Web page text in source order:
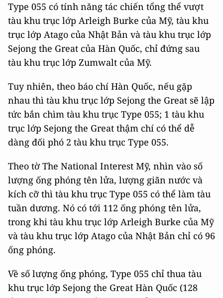
Type 055 có tính năng tác chiến tổng thể vượt
tàu khu trục lớp Arleigh Burke của Mỹ, tàu khu
trục lớp Atago của Nhật Bản và tàu khu trục lớp
Sejong the Great của Hàn Quốc, chỉ đứng sau
tàu khu trục lớp Zumwalt của Mỹ.
Tuy nhiên, theo báo chí Hàn Quốc, nếu gặp
nhau thì tàu khu trục lớp Sejong the Great sẽ lập
tức bắn chìm tàu khu trục Type 055; 1 tàu khu
trục lớp Sejong the Great thậm chí có thể dễ
dàng đối phó 2 tàu khu trục Type 055.
Theo tờ The National Interest Mỹ, nhìn vào số
lượng ống phóng tên lửa, lượng giãn nước và
kích cỡ thì tàu khu trục Type 055 có thể làm tàu
tuần dương. Nó có tới 112 ống phóng tên lửa,
trong khi tàu khu trục lớp Arleigh Burke của Mỹ
và tàu khu trục lớp Atago của Nhật Bản chỉ có 96
ống phóng.
Về số lượng ống phóng, Type 055 chỉ thua tàu
khu trục lớp Sejong the Great Hàn Quốc (128